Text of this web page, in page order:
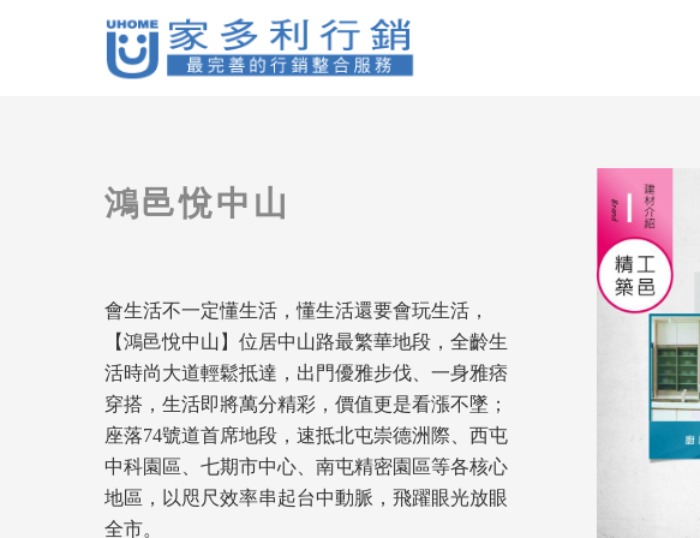
鴻邑悅中山
會生活不一定懂生活，懂生活還要會玩生活，
【鴻邑悅中山】位居中山路最繁華地段，全齡生
活時尚大道輕鬆抵達，出門優雅步伐、一身雅痞
穿搭，生活即將萬分精彩，價值更是看漲不墜；
座落74號道首席地段，速抵北屯崇德洲際、西屯
中科園區、七期市中心、南屯精密園區等各核心
地區，以咫尺效率串起台中動脈，飛躍眼光放眼
全市。